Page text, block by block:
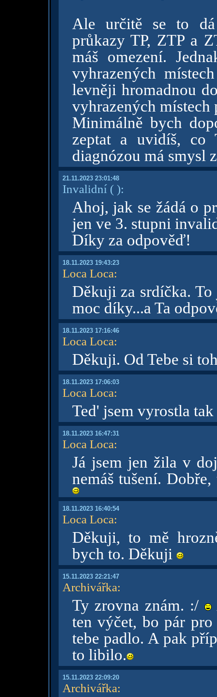
Ale určitě se to
průkazy TP, ZTP a
máš omezení.
vyhrazených
levněji hromadnou
vyhrazených místech
Minimálně bych
zeptat a uvidíš,
diagnózou má smysl
21.11.2023 23:01:48
Invalidní ( ):
Ahoj, jak se žádá o
jen ve 3. stupni
Díky za odpověď!
18.11.2023 19:43:23
Loca Loca:
Děkuji za srdíčka. To
moc díky...a Ta
18.11.2023 17:16:46
Loca Loca:
Děkuji. Od Tebe si
18.11.2023 17:06:03
Loca Loca:
Ted' jsem vyrostla
18.11.2023 16:47:31
Loca Loca:
Já jsem jen žila v
nemáš tušení.
18.11.2023 16:40:54
Loca Loca:
Děkuji, to mě
bych to. Děkuji
15.11.2023 22:21:47
Archivářka:
Ty zrovna znám. :/
ten výčet, bo pár
tebe padlo. A pak
to libilo.
15.11.2023 22:09:20
Archivářka: